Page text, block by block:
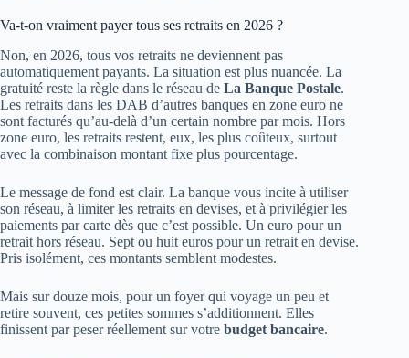
Va-t-on vraiment payer tous ses retraits en 2026 ?
Non, en 2026, tous vos retraits ne deviennent pas
automatiquement payants. La situation est plus nuancée. La
gratuité reste la règle dans le réseau de La Banque Postale.
Les retraits dans les DAB d’autres banques en zone euro ne
sont facturés qu’au-delà d’un certain nombre par mois. Hors
zone euro, les retraits restent, eux, les plus coûteux, surtout
avec la combinaison montant fixe plus pourcentage.
Le message de fond est clair. La banque vous incite à utiliser
son réseau, à limiter les retraits en devises, et à privilégier les
paiements par carte dès que c’est possible. Un euro pour un
retrait hors réseau. Sept ou huit euros pour un retrait en devise.
Pris isolément, ces montants semblent modestes.
Mais sur douze mois, pour un foyer qui voyage un peu et
retire souvent, ces petites sommes s’additionnent. Elles
finissent par peser réellement sur votre budget bancaire.